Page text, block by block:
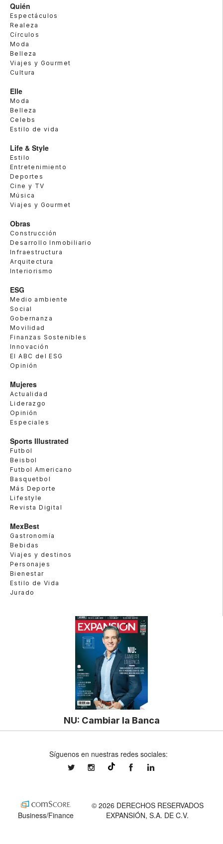
Quién
Espectáculos
Realeza
Círculos
Moda
Belleza
Viajes y Gourmet
Cultura
Elle
Moda
Belleza
Celebs
Estilo de vida
Life & Style
Estilo
Entretenimiento
Deportes
Cine y TV
Música
Viajes y Gourmet
Obras
Construcción
Desarrollo Inmobiliario
Infraestructura
Arquitectura
Interiorismo
ESG
Medio ambiente
Social
Gobernanza
Movilidad
Finanzas Sostenibles
Innovación
El ABC del ESG
Opinión
Mujeres
Actualidad
Liderazgo
Opinión
Especiales
Sports Illustrated
Futbol
Beisbol
Futbol Americano
Basquetbol
Más Deporte
Lifestyle
Revista Digital
MexBest
Gastronomía
Bebidas
Viajes y destinos
Personajes
Bienestar
Estilo de Vida
Jurado
NU: Cambiar la Banca
Síguenos en nuestras redes sociales:
expansionmxexpansionmx ExpansionMex
Business/Finance
© 2026 DERECHOS RESERVADOS
EXPANSIÓN, S.A. DE C.V.